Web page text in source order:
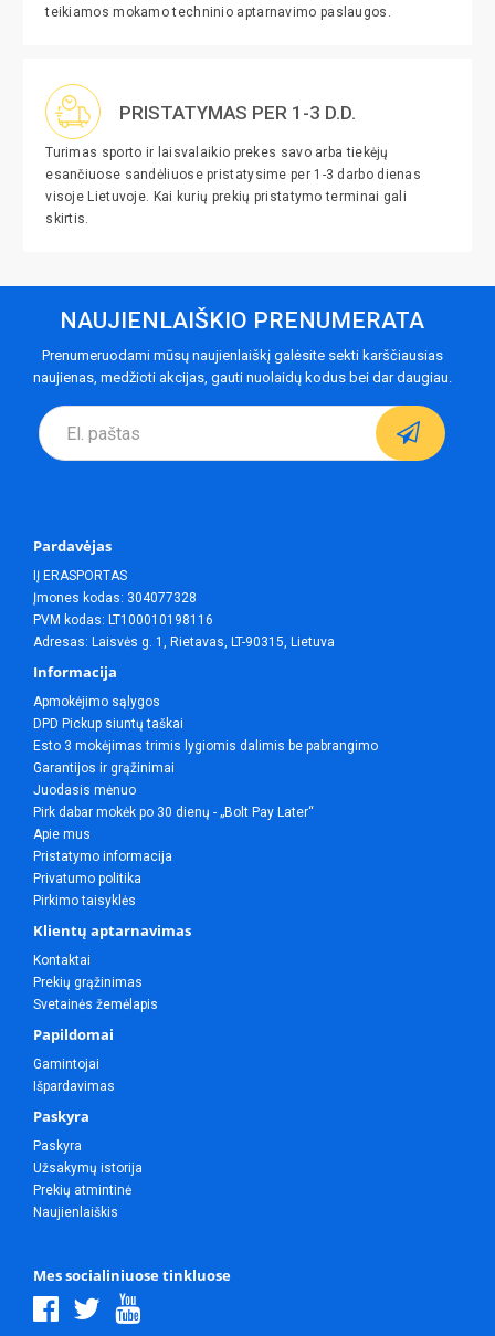
teikiamos mokamo techninio aptarnavimo paslaugos.
PRISTATYMAS PER 1-3 D.D.
Turimas sporto ir laisvalaikio prekes savo arba tiekėjų
esančiuose sandėliuose pristatysime per 1-3 darbo dienas
visoje Lietuvoje. Kai kurių prekių pristatymo terminai gali
skirtis.
NAUJIENLAIŠKIO PRENUMERATA
Prenumeruodami mūsų naujienlaiškį galėsite sekti karščiausias
naujienas, medžioti akcijas, gauti nuolaidų kodus bei dar daugiau.
Pardavėjas
IĮ ERASPORTAS
Įmones kodas: 304077328
PVM kodas: LT100010198116
Adresas: Laisvės g. 1, Rietavas, LT-90315, Lietuva
Informacija
Apmokėjimo sąlygos
DPD Pickup siuntų taškai
Esto 3 mokėjimas trimis lygiomis dalimis be pabrangimo
Garantijos ir grąžinimai
Juodasis mėnuo
Pirk dabar mokėk po 30 dienų - „Bolt Pay Later“
Apie mus
Pristatymo informacija
Privatumo politika
Pirkimo taisyklės
Klientų aptarnavimas
Kontaktai
Prekių grąžinimas
Svetainės žemėlapis
Papildomai
Gamintojai
Išpardavimas
Paskyra
Paskyra
Užsakymų istorija
Prekių atmintinė
Naujienlaiškis
Mes socialiniuose tinkluose